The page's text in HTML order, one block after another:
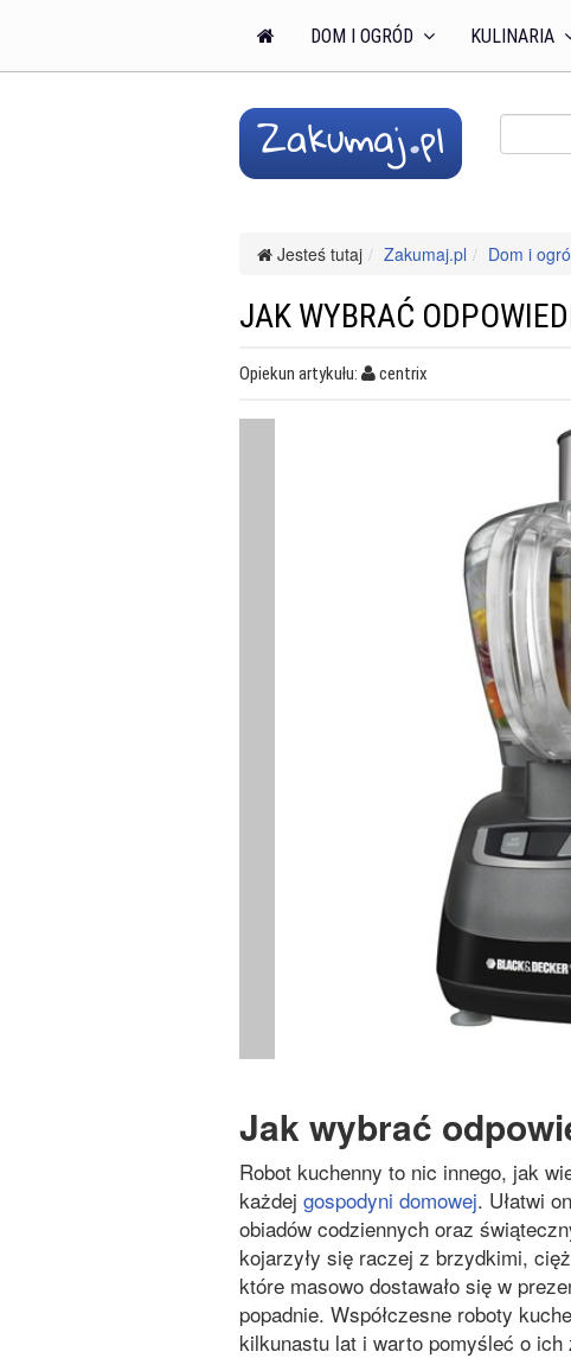
DOM I OGRÓD KULINARIA
Jesteś tutaj Zakumaj.pl Dom i
JAK WYBRAĆ
Opiekun artykułu: centrix
Jak wybrać
Robot kuchenny to nic innego, jak
każdej gospodyni domowej. Ułatwi
obiadów codziennych oraz
kojarzyły się raczej z brzydkimi,
które masowo dostawało się w
popadnie. Współczesne roboty
kilkunastu lat i warto pomyśleć o